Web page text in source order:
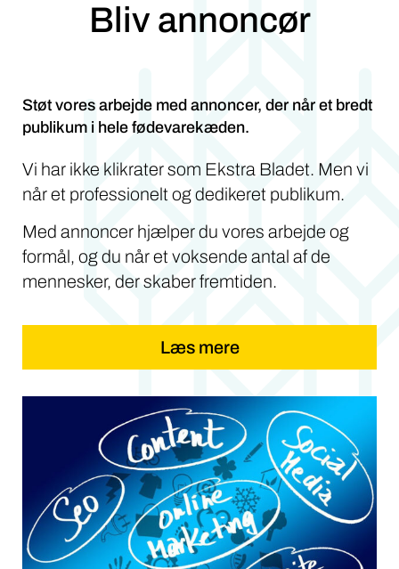
Bliv annoncør
Støt vores arbejde med annoncer, der når et bredt
publikum i hele fødevarekæden.
Vi har ikke klikrater som Ekstra Bladet. Men vi
når et professionelt og dedikeret publikum.
Med annoncer hjælper du vores arbejde og
formål, og du når et voksende antal af de
mennesker, der skaber fremtiden.
Læs mere